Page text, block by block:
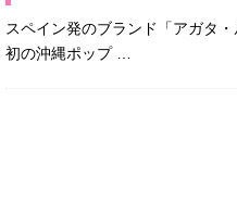
スペイン発のブランド「アガタ
初の沖縄ポップ